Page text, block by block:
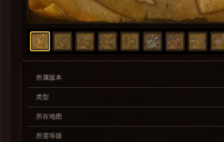
所属版本
类型
所在地图
所需等级